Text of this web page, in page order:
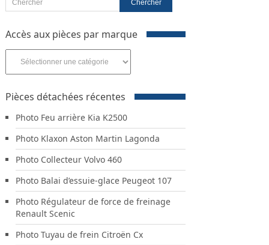
Accès aux pièces par marque
pièces
par
marque
Pièces détachées récentes
Photo Feu arrière Kia K2500
Photo Klaxon Aston Martin Lagonda
Photo Collecteur Volvo 460
Photo Balai d’essuie-glace Peugeot 107
Photo Régulateur de force de freinage
Renault Scenic
Photo Tuyau de frein Citroën Cx